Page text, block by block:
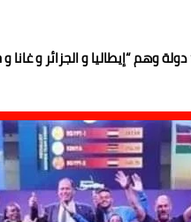
وشارك في منافسات البطولة 70 لاعب ولاعبة يمثلون 12 دولة